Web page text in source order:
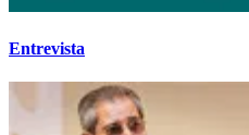
Entrevista